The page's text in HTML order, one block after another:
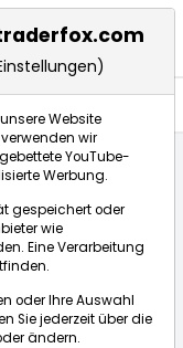
Website
wir
YouTube-
Werbung.
gespeichert oder
wie
Eine Verarbeitung
oder Ihre Auswahl
Sie jederzeit über die
ändern.